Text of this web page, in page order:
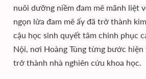
nuôi dưỡng niềm đam mê mãnh liệt
ngọn lửa đam mê ấy đã trở thành
cậu học sinh quyết tâm chinh phục
Nội, nơi Hoàng Tùng từng bước
trở thành nhà nghiên cứu khoa học.